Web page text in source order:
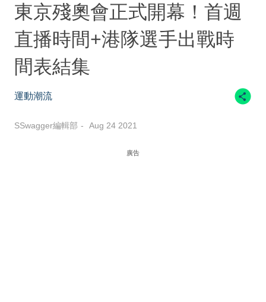
東京殘奧會正式開幕！首週
直播時間+港隊選手出戰時
間表結集
運動潮流
SSwagger編輯部 Aug 24 2021
廣告